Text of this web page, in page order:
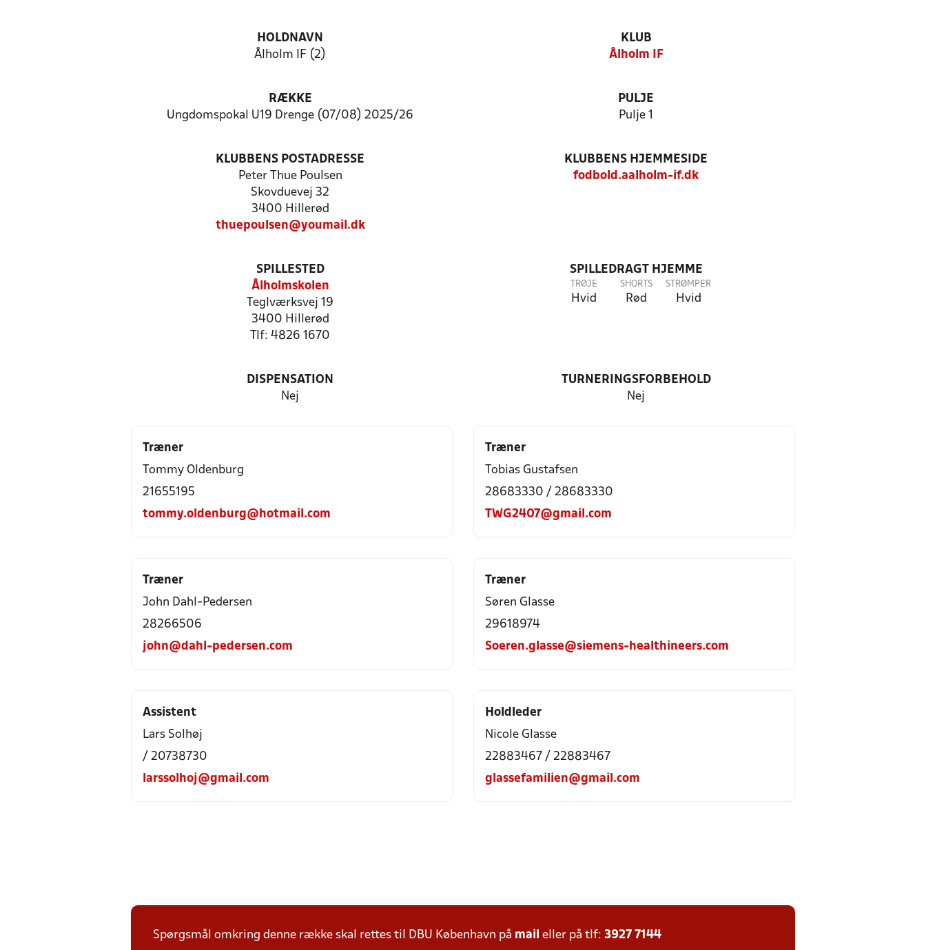
HOLDNAVN
Ålholm IF (2)
KLUB
Ålholm IF
RÆKKE
Ungdomspokal U19 Drenge (07/08) 2025/26
PULJE
Pulje 1
KLUBBENS POSTADRESSE
Peter Thue Poulsen
Skovduevej 32
3400 Hillerød
thuepoulsen@youmail.dk
KLUBBENS HJEMMESIDE
fodbold.aalholm-if.dk
SPILLESTED
Ålholmskolen
Teglværksvej 19
3400 Hillerød
Tlf: 4826 1670
SPILLEDRAGT HJEMME
TRØJE
Hvid
SHORTS
Rød
STRØMPER
Hvid
DISPENSATION
Nej
TURNERINGSFORBEHOLD
Nej
Træner
Tommy Oldenburg
21655195
tommy.oldenburg@hotmail.com
Træner
Tobias Gustafsen
28683330 / 28683330
TWG2407@gmail.com
Træner
John Dahl-Pedersen
28266506
john@dahl-pedersen.com
Træner
Søren Glasse
29618974
Soeren.glasse@siemens-healthineers.com
Assistent
Lars Solhøj
/ 20738730
larssolhoj@gmail.com
Holdleder
Nicole Glasse
22883467 / 22883467
glassefamilien@gmail.com
Spørgsmål omkring denne række skal rettes til DBU København på mail eller på tlf: 3927 7144